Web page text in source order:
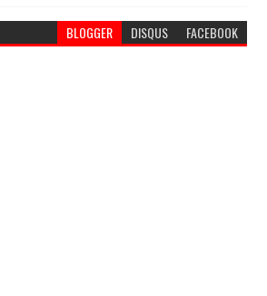
BLOGGER DISQUS FACEBOOK